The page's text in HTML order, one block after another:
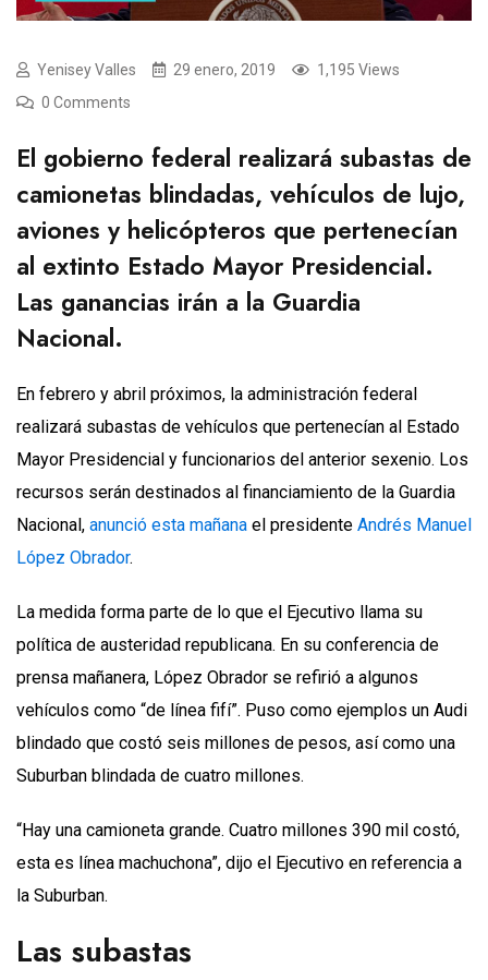
Yenisey Valles 29 enero, 2019
1,195 Views
0 Comments
El gobierno federal realizará subastas de
camionetas blindadas, vehículos de lujo,
aviones y helicópteros que pertenecían
al extinto Estado Mayor Presidencial.
Las ganancias irán a la Guardia
Nacional.
En febrero y abril próximos, la administración federal
realizará subastas de vehículos que pertenecían al Estado
Mayor Presidencial y funcionarios del anterior sexenio. Los
recursos serán destinados al financiamiento de la Guardia
Nacional, anunció esta mañana el presidente Andrés Manuel
López Obrador.
La medida forma parte de lo que el Ejecutivo llama su
política de austeridad republicana. En su conferencia de
prensa mañanera, López Obrador se refirió a algunos
vehículos como “de línea fifí”. Puso como ejemplos un Audi
blindado que costó seis millones de pesos, así como una
Suburban blindada de cuatro millones.
“Hay una camioneta grande. Cuatro millones 390 mil costó,
esta es línea machuchona”, dijo el Ejecutivo en referencia a
la Suburban.
Las subastas